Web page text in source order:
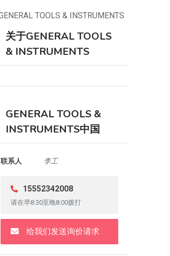
关于GENERAL TOOLS
& INSTRUMENTS
GENERAL TOOLS &
INSTRUMENTS中国
联系人 李工
15552342008
请在早8:30至晚8:00拨打
给我们发送询价请求